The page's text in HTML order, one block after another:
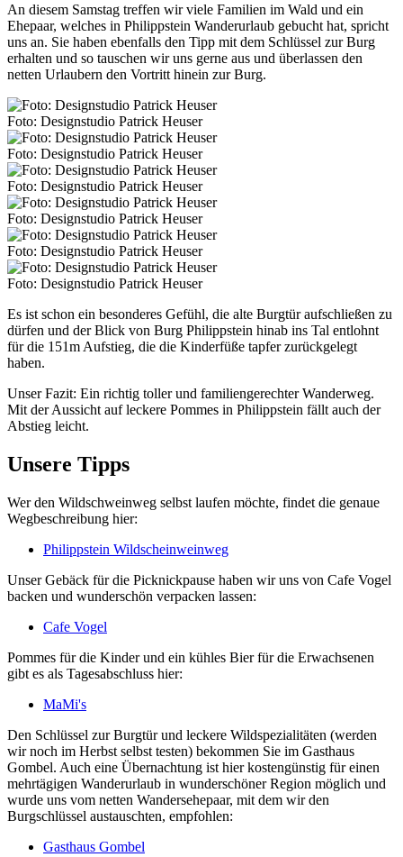
An diesem Samstag treffen wir viele Familien im Wald und ein
Ehepaar, welches in Philippstein Wanderurlaub gebucht hat, spricht
uns an. Sie haben ebenfalls den Tipp mit dem Schlüssel zur Burg
erhalten und so tauschen wir uns gerne aus und überlassen den
netten Urlaubern den Vortritt hinein zur Burg.
Foto: Designstudio Patrick Heuser
Foto: Designstudio Patrick Heuser
Foto: Designstudio Patrick Heuser
Foto: Designstudio Patrick Heuser
Foto: Designstudio Patrick Heuser
Foto: Designstudio Patrick Heuser
Es ist schon ein besonderes Gefühl, die alte Burgtür aufschließen zu
dürfen und der Blick von Burg Philippstein hinab ins Tal entlohnt
für die 151m Aufstieg, die die Kinderfüße tapfer zurückgelegt
haben.
Unser Fazit: Ein richtig toller und familiengerechter Wanderweg.
Mit der Aussicht auf leckere Pommes in Philippstein fällt auch der
Abstieg leicht.
Unsere Tipps
Wer den Wildschweinweg selbst laufen möchte, findet die genaue
Wegbeschreibung hier:
Philippstein Wildscheinweinweg
Unser Gebäck für die Picknickpause haben wir uns von Cafe Vogel
backen und wunderschön verpacken lassen:
Cafe Vogel
Pommes für die Kinder und ein kühles Bier für die Erwachsenen
gibt es als Tagesabschluss hier:
MaMi's
Den Schlüssel zur Burgtür und leckere Wildspezialitäten (werden
wir noch im Herbst selbst testen) bekommen Sie im Gasthaus
Gombel. Auch eine Übernachtung ist hier kostengünstig für einen
mehrtägigen Wanderurlaub in wunderschöner Region möglich und
wurde uns vom netten Wandersehepaar, mit dem wir den
Burgschlüssel austauschten, empfohlen:
Gasthaus Gombel